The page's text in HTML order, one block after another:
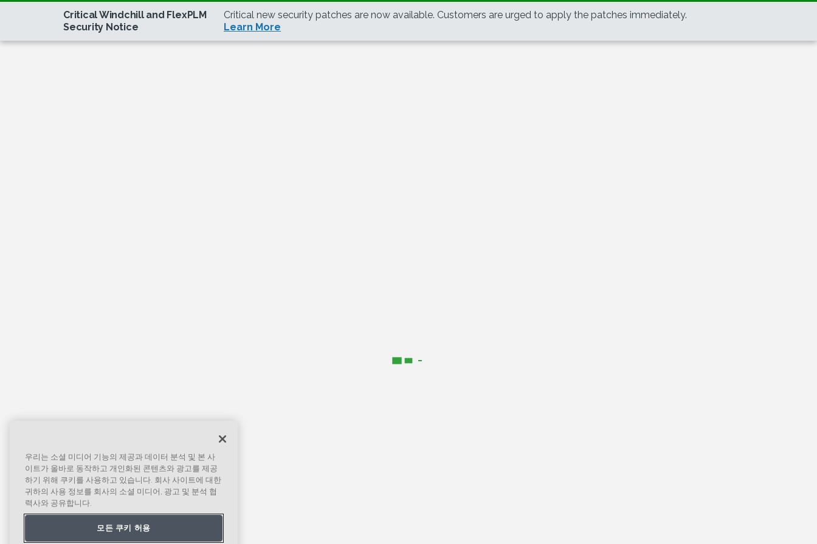
우리는 소셜 미디어 기능의 제공과 데이터 분석 및 본 사
이트가 올바로 동작하고 개인화된 콘텐츠와 광고를 제공
하기 위해 쿠키를 사용하고 있습니다. 회사 사이트에 대한
귀하의 사용 정보를 회사의 소셜 미디어, 광고 및 분석 협
력사와 공유합니다.
모든 쿠키 허용